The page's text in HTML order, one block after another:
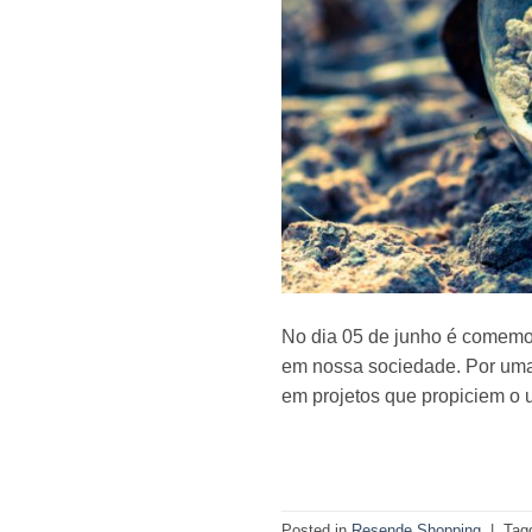
No dia 05 de junho é
em nossa sociedade. Por
em projetos que propiciem o